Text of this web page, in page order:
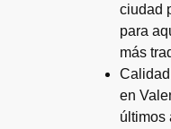
ciudad
para
más
en
últimos